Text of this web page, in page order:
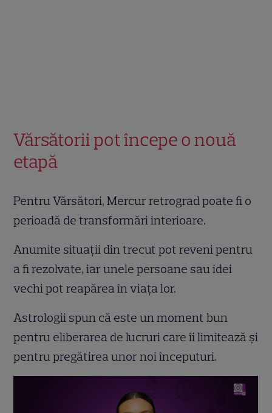
Vărsătorii pot începe o nouă
etapă
Pentru Vărsători, Mercur retrograd poate fi o
perioadă de transformări interioare.
Anumite situații din trecut pot reveni pentru
a fi rezolvate, iar unele persoane sau idei
vechi pot reapărea în viața lor.
Astrologii spun că este un moment bun
pentru eliberarea de lucruri care îi limitează și
pentru pregătirea unor noi începuturi.